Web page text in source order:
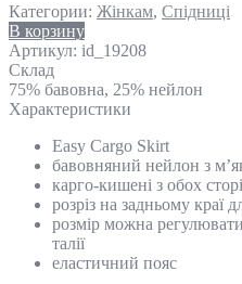
Категории: Жінкам, Спідниці
В корзину
Артикул: id_19208
Склад
75% бавовна, 25% нейлон
Характеристики
Easy Cargo Skirt
бавовняний нейлон з
карго-кишені з обох
розріз на задньому краї
розмір можна
талії
еластичний пояс